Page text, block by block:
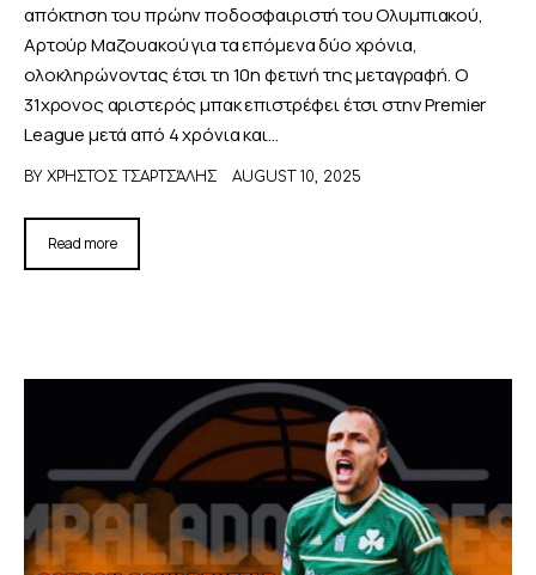
απόκτηση του πρώην ποδοσφαιριστή του Ολυμπιακού,
Αρτούρ Μαζουακού για τα επόμενα δύο χρόνια,
ολοκληρώνοντας έτσι τη 10η φετινή της μεταγραφή. Ο
31χρονος αριστερός μπακ επιστρέφει έτσι στην Premier
League μετά από 4 χρόνια και…
BY ΧΡΉΣΤΟΣ ΤΣΑΡΤΣΆΛΗΣ AUGUST 10, 2025
Read more